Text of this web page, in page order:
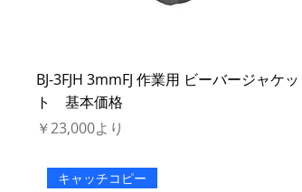
BJ-3FJH 3mmFJ 作業用 ビーバージャケッ
ト 基本価格
￥23,000より
セール価格
キャッチコピー